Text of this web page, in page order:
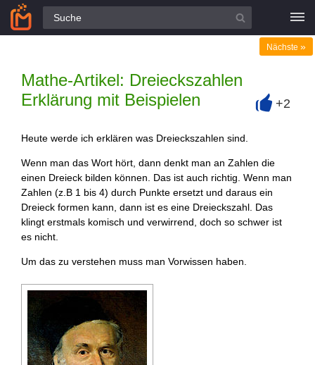
Alle Fragen
Mathe-Artikel: Dreieckszahlen
Erklärung mit Beispielen
Nächste »
+2
Heute werde ich erklären was Dreieckszahlen sind.
Wenn man das Wort hört, dann denkt man an Zahlen die
einen Dreieck bilden können. Das ist auch richtig. Wenn man
Zahlen (z.B 1 bis 4) durch Punkte ersetzt und daraus ein
Dreieck formen kann, dann ist es eine Dreieckszahl. Das
klingt erstmals komisch und verwirrend, doch so schwer ist
es nicht.
Um das zu verstehen muss man Vorwissen haben.